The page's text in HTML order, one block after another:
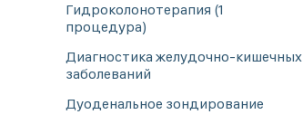
Гидроколонотерапия (1
процедура)
Диагностика желудочно-кишечных
заболеваний
Дуоденальное зондирование